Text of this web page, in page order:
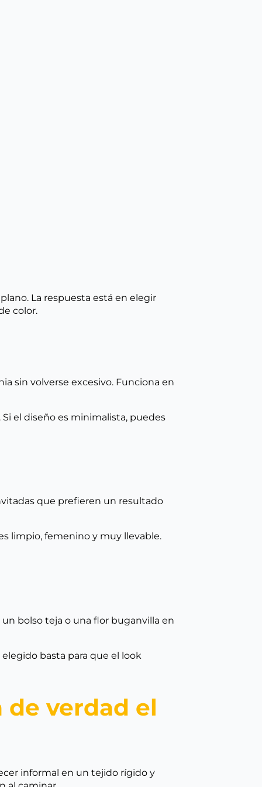
La respuesta está en elegir
color.
sin volverse excesivo. Funciona en
el diseño es minimalista, puedes
que prefieren un resultado
limpio, femenino y muy llevable.
bolso teja o una flor buganvilla en
basta para que el look
verdad el
informal en un tejido rígido y